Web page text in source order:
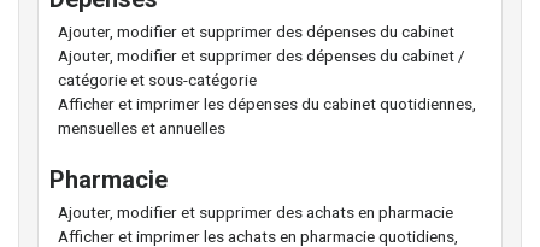
Ajouter, modifier et supprimer des dépenses du cabinet
Ajouter, modifier et supprimer des dépenses du cabinet /
catégorie et sous-catégorie
Afficher et imprimer les dépenses du cabinet quotidiennes,
mensuelles et annuelles
Pharmacie
Ajouter, modifier et supprimer des achats en pharmacie
Afficher et imprimer les achats en pharmacie quotidiens,